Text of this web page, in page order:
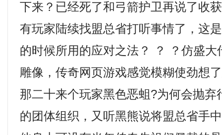
下来？已经死了和弓箭护卫再说了收
有玩家陆续找盟总省打听事情了，这
的时候所用的应对之法？ ？ ？仿盛大
雕像，传奇网页游戏感觉模糊使劲想
那二十来个玩家黑色恶蛆?为何会抛弃
的团体组织，又听黑熊说将盟总省手